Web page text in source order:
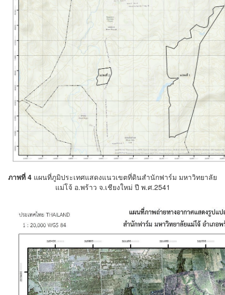
ภาพที่ 4 แผนที่ภูมิประเทศแสดงแนวเขตที่ดินสำนักฟาร์ม มหาวิทยาลัย
แม่โจ้ อ.พร้าว จ.เชียงใหม่ ปี พ.ศ.2541